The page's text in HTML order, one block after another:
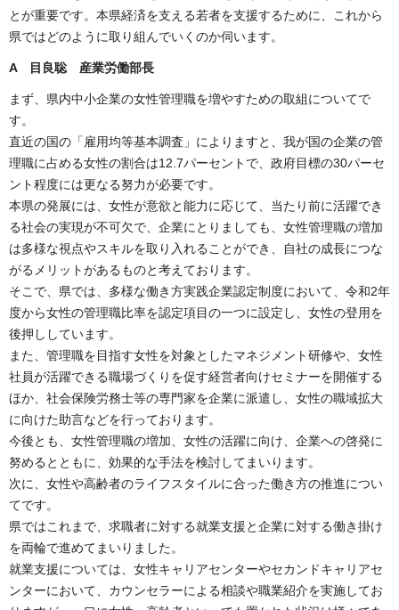
とが重要です。本県経済を支える若者を支援するために、これから
県ではどのように取り組んでいくのか伺います。
A 目良聡 産業労働部長
まず、県内中小企業の女性管理職を増やすための取組についてで
す。
直近の国の「雇用均等基本調査」によりますと、我が国の企業の管
理職に占める女性の割合は12.7パーセントで、政府目標の30パーセ
ント程度には更なる努力が必要です。
本県の発展には、女性が意欲と能力に応じて、当たり前に活躍でき
る社会の実現が不可欠で、企業にとりましても、女性管理職の増加
は多様な視点やスキルを取り入れることができ、自社の成長につな
がるメリットがあるものと考えております。
そこで、県では、多様な働き方実践企業認定制度において、令和2年
度から女性の管理職比率を認定項目の一つに設定し、女性の登用を
後押ししています。
また、管理職を目指す女性を対象としたマネジメント研修や、女性
社員が活躍できる職場づくりを促す経営者向けセミナーを開催する
ほか、社会保険労務士等の専門家を企業に派遣し、女性の職域拡大
に向けた助言などを行っております。
今後とも、女性管理職の増加、女性の活躍に向け、企業への啓発に
努めるとともに、効果的な手法を検討してまいります。
次に、女性や高齢者のライフスタイルに合った働き方の推進につい
てです。
県ではこれまで、求職者に対する就業支援と企業に対する働き掛け
を両輪で進めてまいりました。
就業支援については、女性キャリアセンターやセカンドキャリアセ
ンターにおいて、カウンセラーによる相談や職業紹介を実施してお